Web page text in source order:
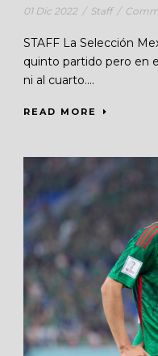
01 Dic 2022 / Staff /
STAFF La Selección
quinto partido pero en
ni al cuarto....
READ MORE